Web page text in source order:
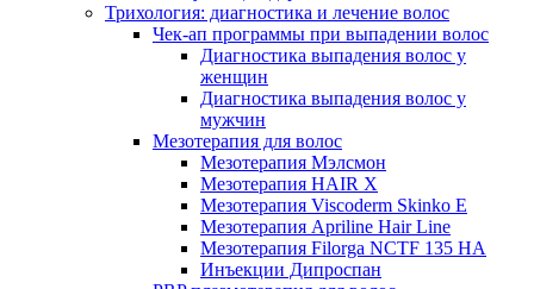
Трихология: диагностика и лечение волос
Чек-ап программы при выпадении волос
Диагностика выпадения волос у
женщин
Диагностика выпадения волос у
мужчин
Мезотерапия для волос
Мезотерапия Мэлсмон
Мезотерапия HAIR X
Мезотерапия Viscoderm Skinko E
Мезотерапия Apriline Hair Line
Мезотерапия Filorga NCTF 135 HA
Инъекции Дипроспан